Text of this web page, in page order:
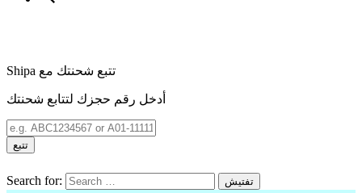
Shipa تتبع شحنتك مع
أدخل رقم حجزك لتتابع شحنتك
تتبع
Search for: تفتيش